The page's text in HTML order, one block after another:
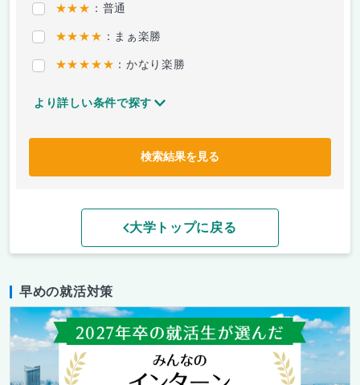
★★★ ：普通
★★★★ ：まぁ楽勝
★★★★★ ：かなり楽勝
より詳しい条件で探す
検索結果を見る
大学トップに戻る
早めの就活対策